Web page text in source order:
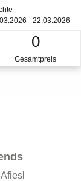
- 22.03.2026
0
Gesamtpreis